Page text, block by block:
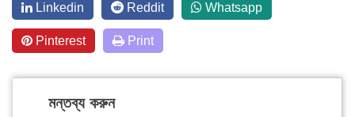
Linkedin Reddit Whatsapp
Pinterest Print
মন্তব্য করুন